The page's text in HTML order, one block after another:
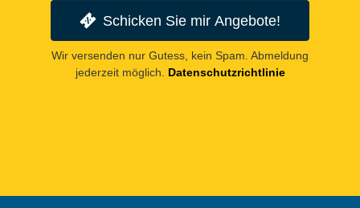
Schicken Sie mir Angebote!
Wir versenden nur Gutess, kein Spam. Abmeldung
jederzeit möglich. Datenschutzrichtlinie